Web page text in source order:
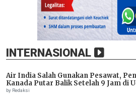
INTERNASIONAL
Air India Salah Gunakan Pesawat,
Kanada Putar Balik Setelah 9 Jam di
by Redaksi